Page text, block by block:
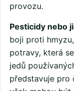
provozu.
Pesticidy nebo
boji proti
potravy, která
jedů
představuje pro